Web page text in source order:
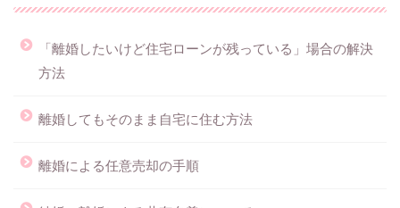
「離婚したいけど住宅ローンが残っている」場合の解決
方法
離婚してもそのまま自宅に住む方法
離婚による任意売却の手順